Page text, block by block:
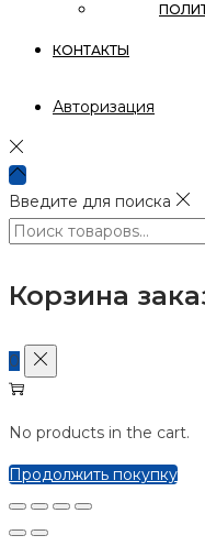
КОНТАКТЫ
Авторизация
Введите для поиска
Поиск:>
Корзина
0
No products in the cart.
Продолжить покупку